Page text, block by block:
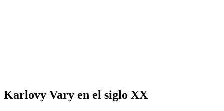
Karlovy Vary en el siglo XX